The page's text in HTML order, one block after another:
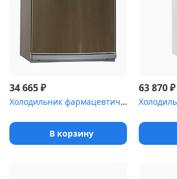
34 665₽
Холодильник фармацевтический Pozis ХФ-140 серебристый
В корзину
63 870₽